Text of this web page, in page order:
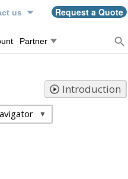
us Request a Quote
Partner
Introduction